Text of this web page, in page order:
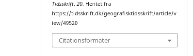
Tidsskrift,20. Hentet fra
https://tidsskrift.dk/geografisktidsskrift/article/v
iew/49520
Citationsformater